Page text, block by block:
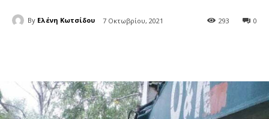
By Ελένη Κωτσίδου 7 Οκτωβρίου, 2021 0
293